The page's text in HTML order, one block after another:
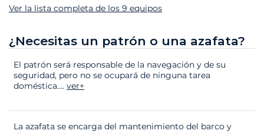
Ver la lista completa de los 9 equipos
¿Necesitas un patrón o una azafata?
El patrón será responsable de la navegación y de su
seguridad, pero no se ocupará de ninguna tarea
doméstica.... ver+
La azafata se encarga del mantenimiento del barco y